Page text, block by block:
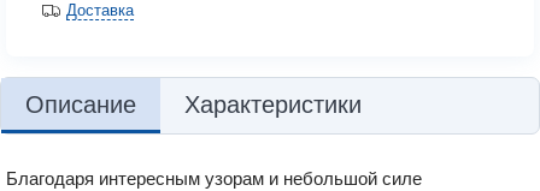
Доставка
Описание Характеристики
Благодаря интересным узорам и небольшой силе